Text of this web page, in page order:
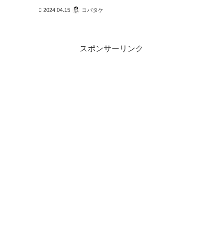
AdSenseの提出方法」を解説し
2024.04.15 コバタケ
スポンサーリンク